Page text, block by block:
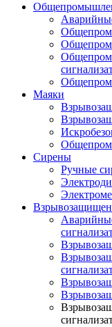
Маяки
Сирены
Ручные